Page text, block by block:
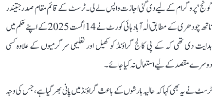
گونج‘ پروگرام کے لیے دی گئی اجازت واپس لے لی۔ ٹرسٹ کے قائم مقام صدر جتیندر
ناتھ چودھری کے مطابق الٰہ آباد ہائی کورٹ نے 14 اگست 2025 کے اپنے حکم میں
ہدایت دی تھی کہ کے پی کالج گراؤنڈ کو کھیل اور تعلیمی سرگرمیوں کے علاوہ کسی
دوسرے مقصد کے لیے استعمال نہ کیا جائے۔
ٹرسٹ نے یہ بھی کہا کہ حالیہ بارشوں کے باعث گراؤنڈ میں پانی بھر گیا ہے، جس کی وجہ